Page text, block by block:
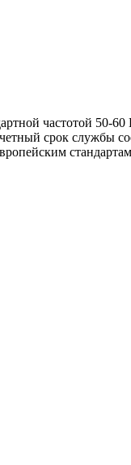
частотой 50-
срок службы